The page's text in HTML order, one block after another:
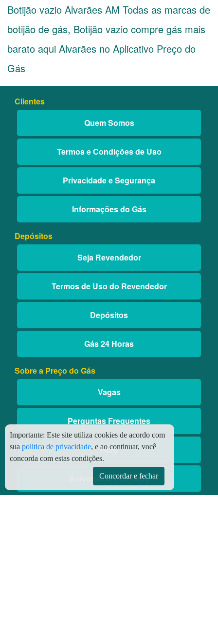
Botijão vazio Alvarães AM Todas as marcas de
botijão de gás, Botijão vazio compre gás mais
barato aqui Alvarães no Aplicativo Preço do
Gás
Clientes
Quem Somos
Termos e Condições de Uso
Privacidade e Segurança
Informações do Gás
Depósitos
Seja Revendedor
Termos de Uso do Revendedor
Depósitos
Gás 24 Horas
Sobre a Preço do Gás
Vagas
Perguntas Frequentes
Blog
Aniversário Premiado
Importante: Este site utiliza cookies de acordo com
sua politica de privacidade, e ao continuar, você
concorda com estas condições.
Concordar e fechar